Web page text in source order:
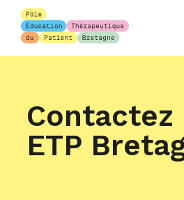
Contactez
ETP